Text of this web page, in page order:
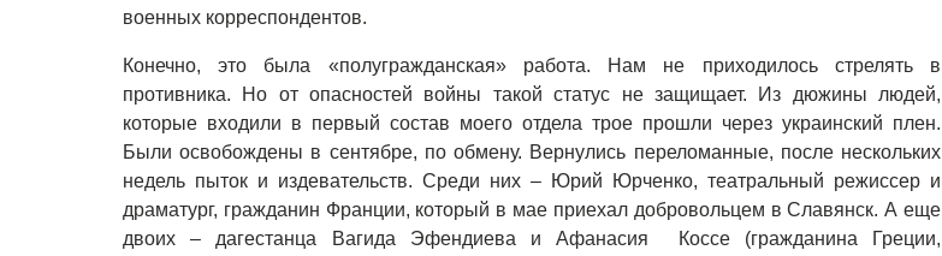
военных корреспондентов.
Конечно, это была «полугражданская» работа. Нам не приходилось стрелять в
противника. Но от опасностей войны такой статус не защищает. Из дюжины людей,
которые входили в первый состав моего отдела трое прошли через украинский плен.
Были освобождены в сентябре, по обмену. Вернулись переломанные, после нескольких
недель пыток и издевательств. Среди них – Юрий Юрченко, театральный режиссер и
драматург, гражданин Франции, который в мае приехал добровольцем в Славянск. А еще
двоих – дагестанца Вагида Эфендиева и Афанасия Коссе (гражданина Греции,